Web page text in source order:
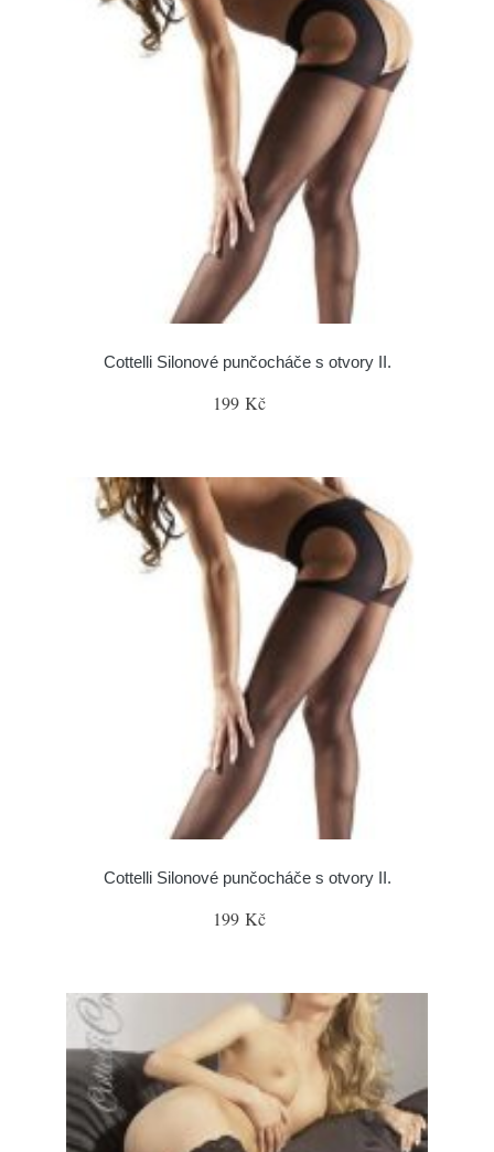
Cottelli Silonové punčocháče s otvory II.
199 Kč
Cottelli Silonové punčocháče s otvory II.
199 Kč